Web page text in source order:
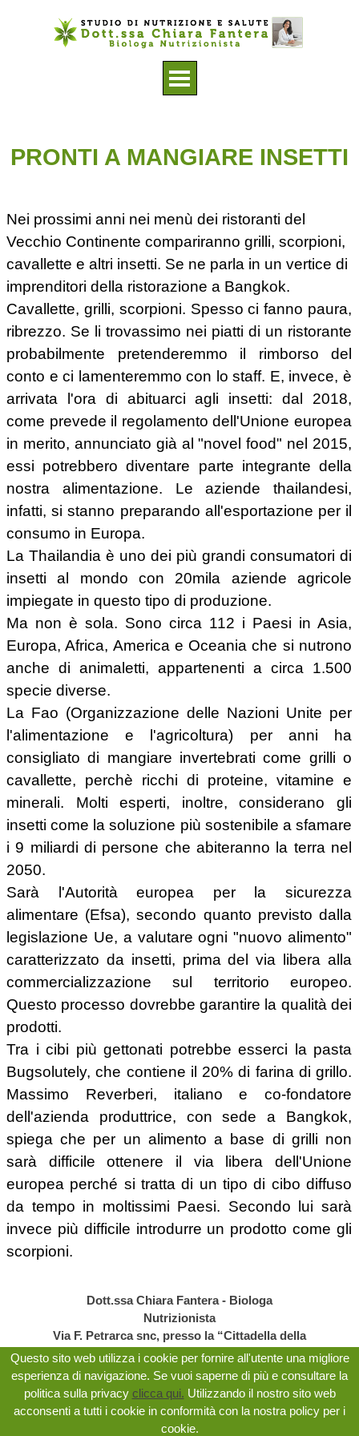
Salta menù
PRONTI A MANGIARE INSETTI
Nei prossimi anni nei menù dei ristoranti del
Vecchio Continente compariranno grilli, scorpioni,
cavallette e altri insetti. Se ne parla in un vertice di
imprenditori della ristorazione a Bangkok.
Cavallette, grilli, scorpioni. Spesso ci fanno paura,
ribrezzo. Se li trovassimo nei piatti di un ristorante
probabilmente pretenderemmo il rimborso del
conto e ci lamenteremmo con lo staff. E, invece, è
arrivata l'ora di abituarci agli insetti: dal 2018,
come prevede il regolamento dell'Unione europea
in merito, annunciato già al "novel food" nel 2015,
essi potrebbero diventare parte integrante della
nostra alimentazione. Le aziende thailandesi,
infatti, si stanno preparando all'esportazione per il
consumo in Europa.
La Thailandia è uno dei più grandi consumatori di
insetti al mondo con 20mila aziende agricole
impiegate in questo tipo di produzione.
Ma non è sola. Sono circa 112 i Paesi in Asia,
Europa, Africa, America e Oceania che si nutrono
anche di animaletti, appartenenti a circa 1.500
specie diverse.
La Fao (Organizzazione delle Nazioni Unite per
l'alimentazione e l'agricoltura) per anni ha
consigliato di mangiare invertebrati come grilli o
cavallette, perchè ricchi di proteine, vitamine e
minerali. Molti esperti, inoltre, considerano gli
insetti come la soluzione più sostenibile a sfamare
i 9 miliardi di persone che abiteranno la terra nel
2050.
Sarà l'Autorità europea per la sicurezza
alimentare (Efsa), secondo quanto previsto dalla
legislazione Ue, a valutare ogni "nuovo alimento"
caratterizzato da insetti, prima del via libera alla
commercializzazione sul territorio europeo.
Questo processo dovrebbe garantire la qualità dei
prodotti.
Tra i cibi più gettonati potrebbe esserci la pasta
Bugsolutely, che contiene il 20% di farina di grillo.
Massimo Reverberi, italiano e co-fondatore
dell'azienda produttrice, con sede a Bangkok,
spiega che per un alimento a base di grilli non
sarà difficile ottenere il via libera dell'Unione
europea perché si tratta di un tipo di cibo diffuso
da tempo in moltissimi Paesi. Secondo lui sarà
invece più difficile introdurre un prodotto come gli
scorpioni.
Dott.ssa Chiara Fantera - Biologa
Nutrizionista
Via F. Petrarca snc, presso la “Cittadella della
salute” - Civita Castellana (VT)
Cell. 338 16 94 055 | e-mail:
info@nutrizionistafantera.it
P. Iva: 01997730567
Note Legali - Informativa Privacy e Cookie Policy
Questo sito web utilizza i cookie per fornire all'utente una migliore
esperienza di navigazione. Se vuoi saperne di più e consultare la
politica sulla privacy clicca qui. Utilizzando il nostro sito web
acconsenti a tutti i cookie in conformità con la nostra policy per i
cookie.